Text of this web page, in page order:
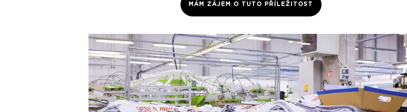
MÁM ZÁJEM O TUTO PŘÍLEŽITOST